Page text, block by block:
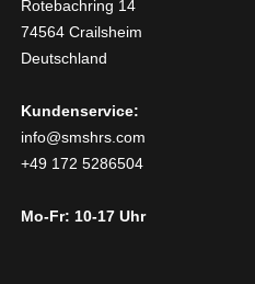
Rotebachring 14
74564 Crailsheim
Deutschland
Kundenservice:
info@smshrs.com
+49 172 5286504
Mo-Fr: 10-17 Uhr